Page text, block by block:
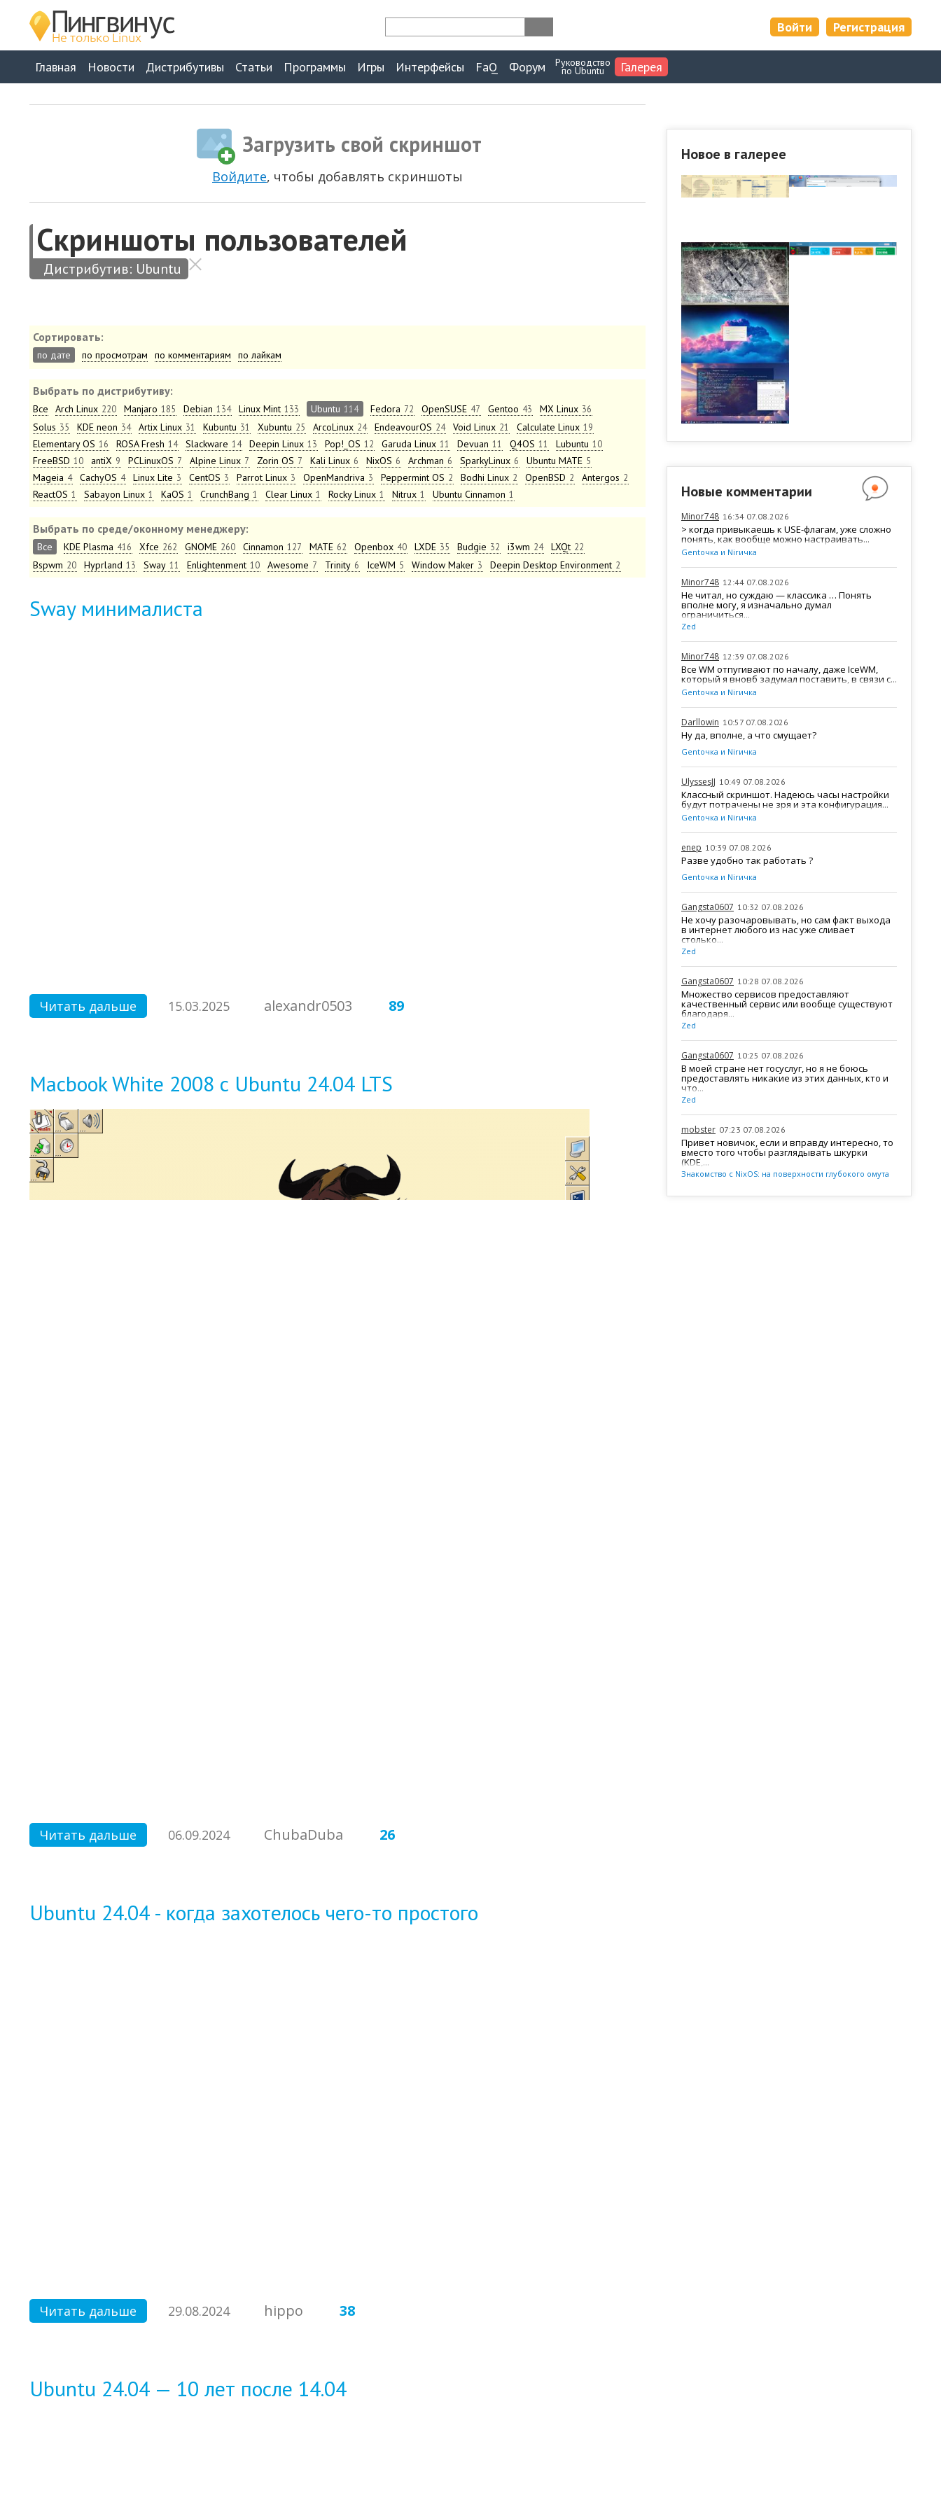
Войти Регистрация
Главная Новости Дистрибутивы Статьи Программы Игры Интерфейсы FaQ Форум Руководство
по Ubuntu Галерея
Загрузить свой скриншот
Войдите, чтобы добавлять скриншоты
Скриншоты пользователей
Дистрибутив: Ubuntu
Сортировать:
по дате по просмотрам по комментариям по лайкам
Выбрать по дистрибутиву:
Все Arch Linux 220 Manjaro 185 Debian 134 Linux Mint 133 Ubuntu 114 Fedora 72 OpenSUSE 47 Gentoo 43 MX Linux 36
Solus 35 KDE neon 34 Artix Linux 31 Kubuntu 31 Xubuntu 25 ArcoLinux 24 EndeavourOS 24 Void Linux 21 Calculate Linux 19
Elementary OS 16 ROSA Fresh 14 Slackware 14 Deepin Linux 13 Pop!_OS 12 Garuda Linux 11 Devuan 11 Q4OS 11 Lubuntu 10
FreeBSD 10 antiX 9 PCLinuxOS 7 Alpine Linux 7 Zorin OS 7 Kali Linux 6 NixOS 6 Archman 6 SparkyLinux 6 Ubuntu MATE 5
Mageia 4 CachyOS 4 Linux Lite 3 CentOS 3 Parrot Linux 3 OpenMandriva 3 Peppermint OS 2 Bodhi Linux 2 OpenBSD 2 Antergos 2
ReactOS 1 Sabayon Linux 1 KaOS 1 CrunchBang 1 Clear Linux 1 Rocky Linux 1 Nitrux 1 Ubuntu Cinnamon 1
Выбрать по среде/оконному менеджеру:
Все KDE Plasma 416 Xfce 262 GNOME 260 Cinnamon 127 MATE 62 Openbox 40 LXDE 35 Budgie 32 i3wm 24 LXQt 22
Bspwm 20 Hyprland 13 Sway 11 Enlightenment 10 Awesome 7 Trinity 6 IceWM 5 Window Maker 3 Deepin Desktop Environment 2
Sway минималиста
Читать дальше 15.03.2025 alexandr0503 89
Macbook White 2008 с Ubuntu 24.04 LTS
Читать дальше 06.09.2024 ChubaDuba 26
Ubuntu 24.04 - когда захотелось чего-то простого
Читать дальше 29.08.2024 hippo 38
Ubuntu 24.04 — 10 лет после 14.04
Новое в галерее
Новые комментарии
Minor748 16:34 07.08.2026
> когда привыкаешь к USE-флагам, уже сложно
понять, как вообще можно настраивать...
Gentочка и Nirичка
Minor748 12:44 07.08.2026
Не читал, но суждаю — классика … Понять
вполне могу, я изначально думал
ограничиться...
Zed
Minor748 12:39 07.08.2026
Все WM отпугивают по началу, даже IceWM,
который я вновб задумал поставить, в связи с...
Gentочка и Nirичка
Darllowin 10:57 07.08.2026
Ну да, вполне, а что смущает?
Gentочка и Nirичка
UlyssesJJ 10:49 07.08.2026
Классный скриншот. Надеюсь часы настройки
будут потрачены не зря и эта конфигурация...
Gentочка и Nirичка
enep 10:39 07.08.2026
Разве удобно так работать ?
Gentочка и Nirичка
Gangsta0607 10:32 07.08.2026
Не хочу разочаровывать, но сам факт выхода
в интернет любого из нас уже сливает
столько...
Zed
Gangsta0607 10:28 07.08.2026
Множество сервисов предоставляют
качественный сервис или вообще существуют
благодаря...
Zed
Gangsta0607 10:25 07.08.2026
В моей стране нет госуслуг, но я не боюсь
предоставлять никакие из этих данных, кто и
что...
Zed
mobster 07:23 07.08.2026
Привет новичок, если и вправду интересно, то
вместо того чтобы разглядывать шкурки
(KDE,...
Знакомство с NixOS: на поверхности глубокого омута